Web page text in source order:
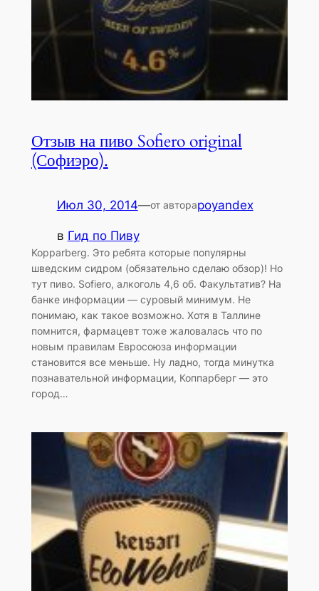
Отзыв на пиво Sofiero original
(Софиэро).
Июл 30, 2014—от автораpoyandex
в Гид по Пиву
Kopparberg. Это ребята которые популярны
шведским сидром (обязательно сделаю обзор)! Но
тут пиво. Sofiero, алкоголь 4,6 об. Факультатив? На
банке информации — суровый минимум. Не
понимаю, как такое возможно. Хотя в Таллине
помнится, фармацевт тоже жаловалась что по
новым правилам Евросоюза информации
становится все меньше. Ну ладно, тогда минутка
познавательной информации, Коппарберг — это
город…